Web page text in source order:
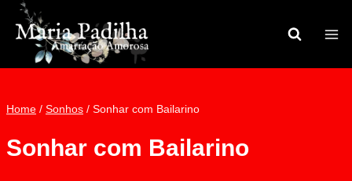
Pular
para
Conteúdo
Home / Sonhos / Sonhar com Bailarino
Sonhar com Bailarino